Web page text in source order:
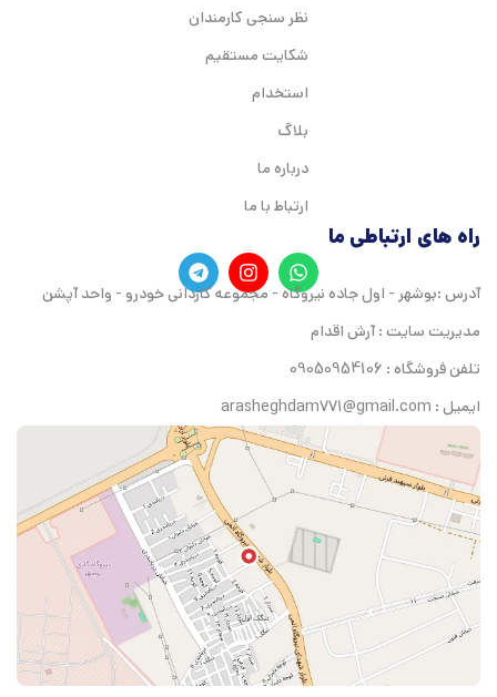
نظر سنجی کارمندان
شکایت مستقیم
استخدام
بلاگ
درباره ما
ارتباط با ما
راه های ارتباطی ما
آدرس :بوشهر - اول جاده نیروگاه - مجموعه کاردانی خودرو - واحد آپشن
مدیریت سایت : آرش اقدام
تلفن فروشگاه : 09050954106
ایمیل : arasheghdam771@gmail.com